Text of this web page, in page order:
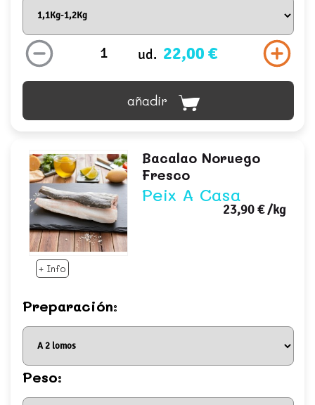
ud. 22,00 €
añadir
+ Info
Bacalao Noruego
Fresco
Peix A Casa
23,90 €/kg
Preparación:
Peso: